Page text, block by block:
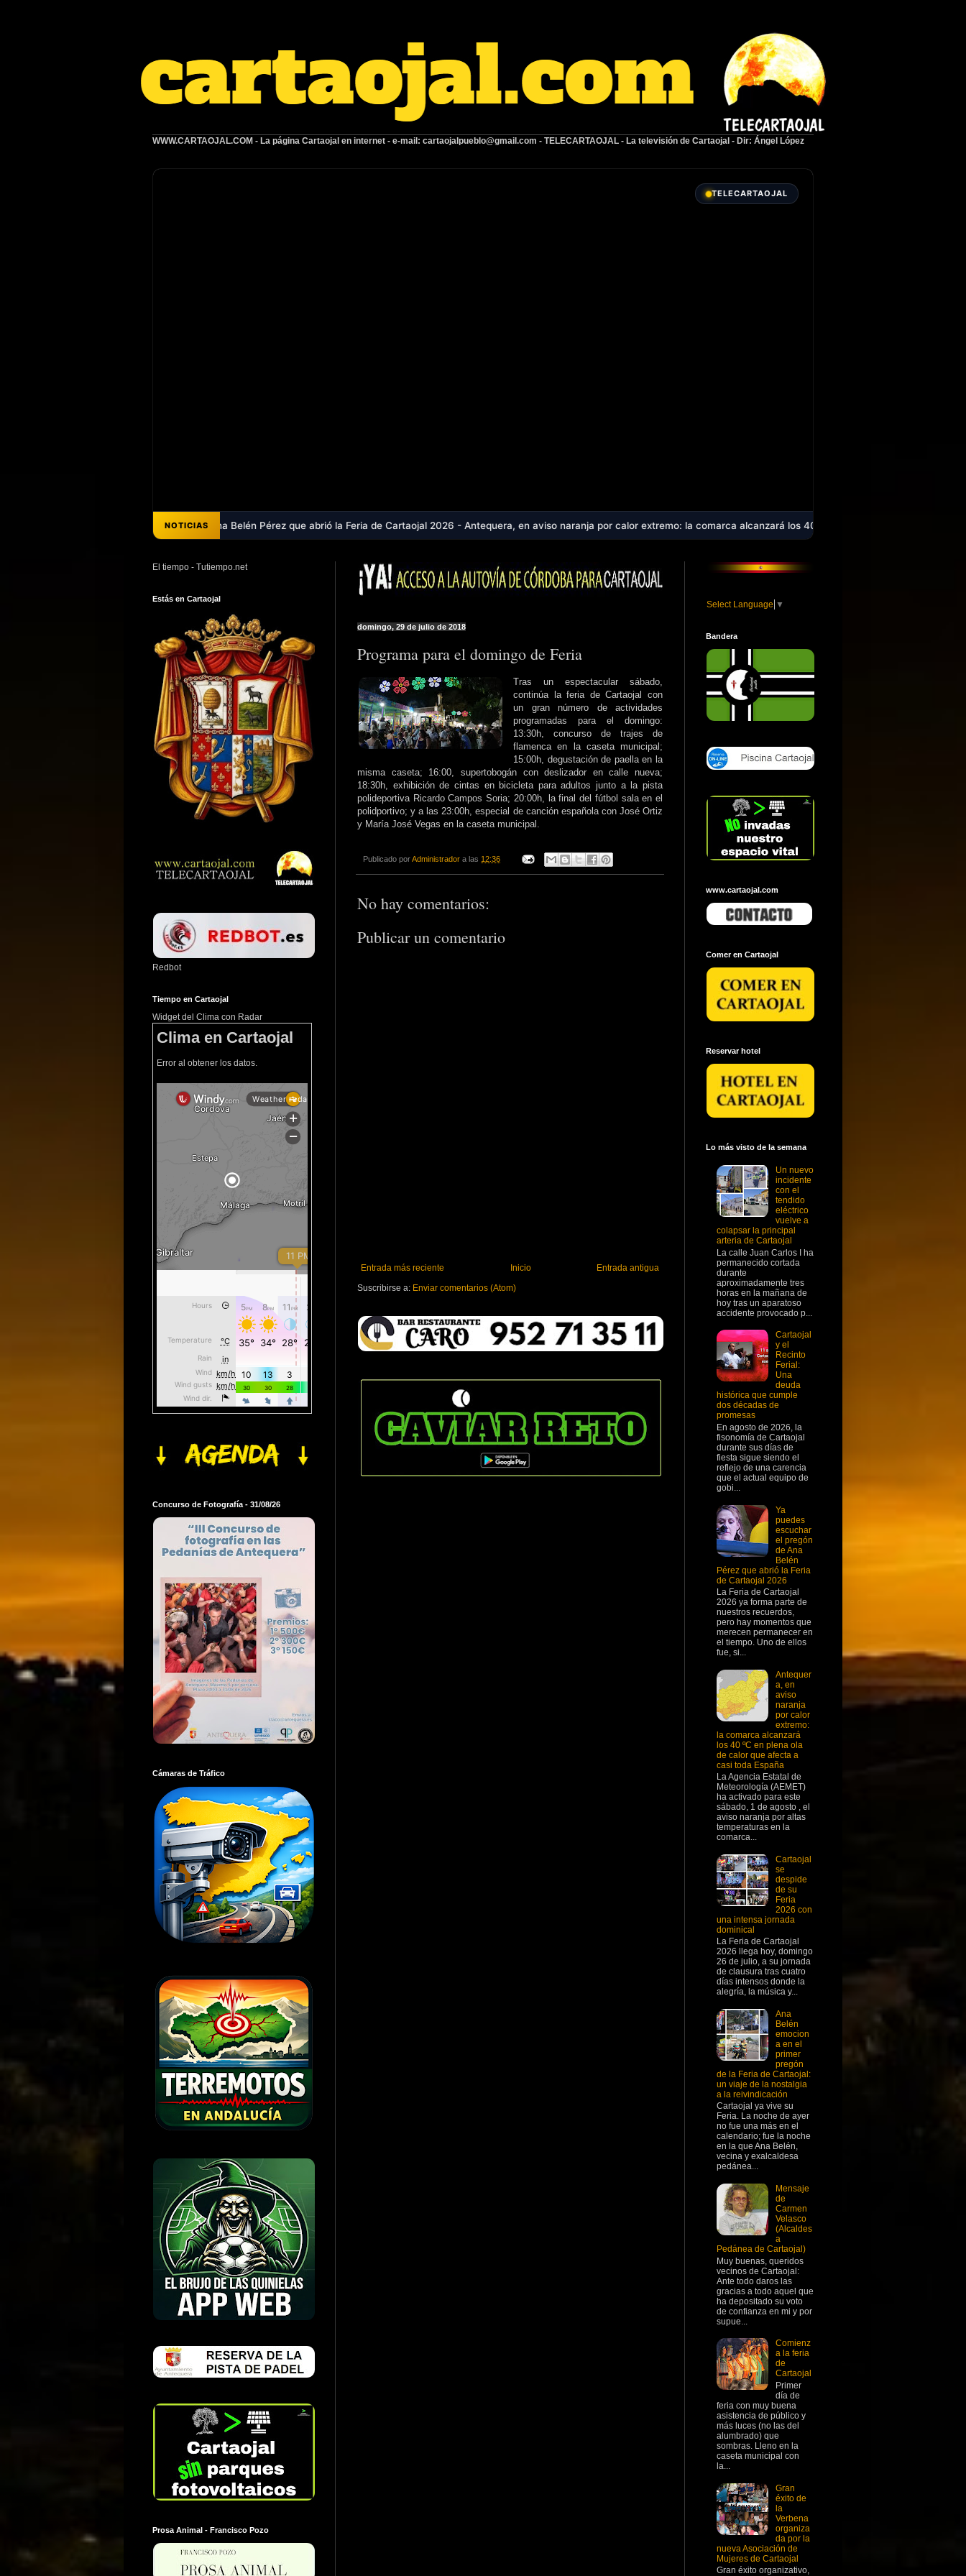
WWW.CARTAOJAL.COM - La página Cartaojal en internet - e-mail: cartaojalpueblo@gmail.com - TELECARTAOJAL - La televisión de Cartaojal - Dir: Ángel López
TELECARTAOJAL
NOTICIAS
el pregón de Ana Belén Pérez que abrió la Feria de Cartaojal 2026 - Antequera, en aviso naranja por calor extremo: la comarca alcanzará los 40 ºC en plena ola de calor que afecta a casi toda
domingo, 29 de julio de 2018
Programa para el domingo de Feria
Tras un espectacular sábado,
continúa la feria de Cartaojal con
un gran número de actividades
programadas para el domingo:
13:30h, concurso de trajes de
flamenca en la caseta municipal;
15:00h, degustación de paella en la
misma caseta; 16:00, supertobogán con deslizador en calle nueva;
18:30h, exhibición de cintas en bicicleta para adultos junto a la pista
polideportiva Ricardo Campos Soria; 20:00h, la final del fútbol sala en el
polidportivo; y a las 23:00h, especial de canción española con José Ortiz
y María José Vegas en la caseta municipal.
Publicado porAdministrador a las 12:36
No hay comentarios:
Publicar un comentario
Entrada más reciente Entrada antigua
Inicio
Suscribirse a: Enviar comentarios (Atom)
El tiempo - Tutiempo.net
Estás en Cartaojal
Redbot
Tiempo en Cartaojal
Widget del Clima con Radar
Clima en Cartaojal
Error al obtener los datos.
Concurso de Fotografía - 31/08/26
Cámaras de Tráfico
Prosa Animal - Francisco Pozo
Select Language ▼
Bandera
www.cartaojal.com
Comer en Cartaojal
Reservar hotel
Lo más visto de la semana
Un nuevo
incidente
con el
tendido
eléctrico
vuelve a
colapsar la principal
arteria de Cartaojal
La calle Juan Carlos I ha
permanecido cortada
durante
aproximadamente tres
horas en la mañana de
hoy tras un aparatoso
accidente provocado p...
Cartaojal
y el
Recinto
Ferial:
Una
deuda
histórica que cumple
dos décadas de
promesas
En agosto de 2026, la
fisonomía de Cartaojal
durante sus días de
fiesta sigue siendo el
reflejo de una carencia
que el actual equipo de
gobi...
Ya
puedes
escuchar
el pregón
de Ana
Belén
Pérez que abrió la Feria
de Cartaojal 2026
La Feria de Cartaojal
2026 ya forma parte de
nuestros recuerdos,
pero hay momentos que
merecen permanecer en
el tiempo. Uno de ellos
fue, si...
Antequer
a, en
aviso
naranja
por calor
extremo:
la comarca alcanzará
los 40 ºC en plena ola
de calor que afecta a
casi toda España
La Agencia Estatal de
Meteorología (AEMET)
ha activado para este
sábado, 1 de agosto , el
aviso naranja por altas
temperaturas en la
comarca...
Cartaojal
se
despide
de su
Feria
2026 con
una intensa jornada
dominical
La Feria de Cartaojal
2026 llega hoy, domingo
26 de julio, a su jornada
de clausura tras cuatro
días intensos donde la
alegría, la música y...
Ana
Belén
emocion
a en el
primer
pregón
de la Feria de Cartaojal:
un viaje de la nostalgia
a la reivindicación
Cartaojal ya vive su
Feria. La noche de ayer
no fue una más en el
calendario; fue la noche
en la que Ana Belén,
vecina y exalcaldesa
pedánea...
Mensaje
de
Carmen
Velasco
(Alcaldes
a
Pedánea de Cartaojal)
Muy buenas, queridos
vecinos de Cartaojal:
Ante todo daros las
gracias a todo aquel que
ha depositado su voto
de confianza en mi y por
supue...
Comienz
a la feria
de
Cartaojal
Primer
día de
feria con muy buena
asistencia de público y
más luces (no las del
alumbrado) que
sombras. Lleno en la
caseta municipal con
la...
Gran
éxito de
la
Verbena
organiza
da por la
nueva Asociación de
Mujeres de Cartaojal
Gran éxito organizativo,